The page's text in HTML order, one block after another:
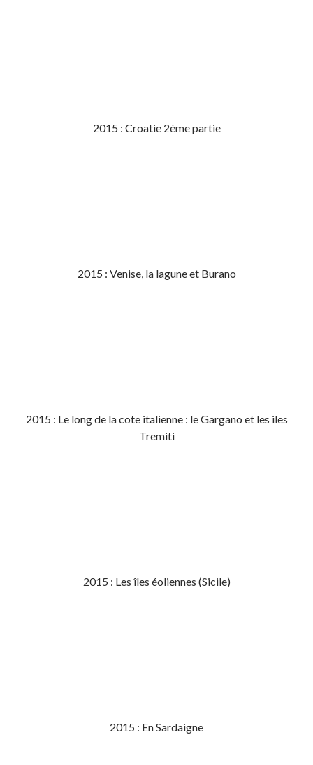
2015 : Croatie 2ème partie
2015 : Venise, la lagune et Burano
2015 : Le long de la cote italienne : le Gargano et les iles
Tremiti
2015 : Les îles éoliennes (Sicile)
2015 : En Sardaigne